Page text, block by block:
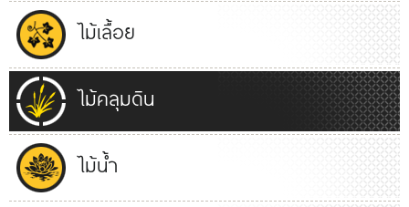
ไม้เลื้อย
ไม้คลุมดิน
ไม้น้ำ